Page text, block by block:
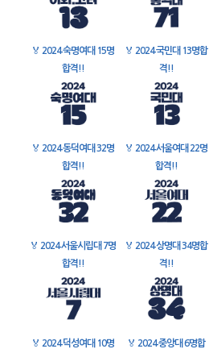
🏅 2024 숙명여대 15명
합격!!
🏅 2024 국민대 13명합
격!!
🏅 2024 동덕여대 32명
합격!!
🏅 2024 서울여대 22명
합격!!
🏅 2024 서울시립대 7명
합격!!
🏅 2024 상명대 34명합
격!!
🏅 2024 덕성여대 10명
🏅 2024 중앙대 6명합